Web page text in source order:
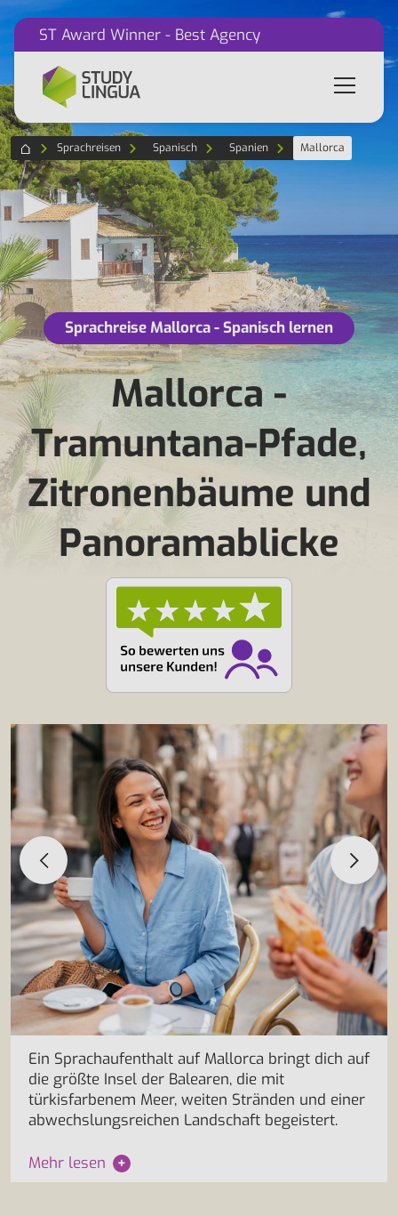
ST Award Winner - Best Agency
Sprachreisen Spanisch Spanien Mallorca
Sprachreise Mallorca - Spanisch lernen
Mallorca -
Tramuntana-Pfade,
Zitronenbäume und
Panoramablicke
Ein Sprachaufenthalt auf Mallorca bringt dich auf
die größte Insel der Balearen, die mit
türkisfarbenem Meer, weiten Stränden und einer
abwechslungsreichen Landschaft begeistert.
Mehr lesen +